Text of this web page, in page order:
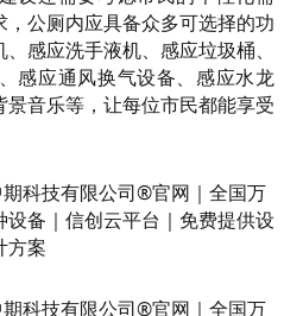
公厕内应具备众多可选择的功
感应洗手液机、感应垃圾桶、
感应通风换气设备、感应水龙
音乐等，让每位市民都能享受